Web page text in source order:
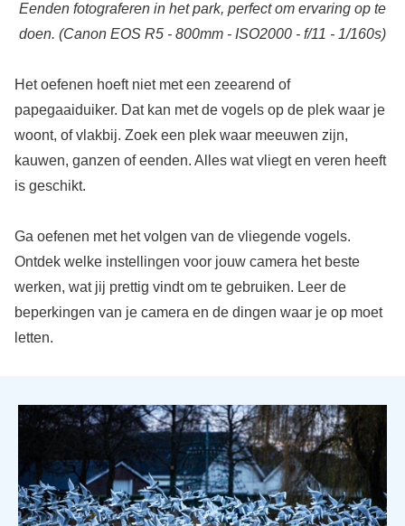
Eenden fotograferen in het park, perfect om ervaring op te
doen. (Canon EOS R5 - 800mm - ISO2000 - f/11 - 1/160s)
Het oefenen hoeft niet met een zeearend of
papegaaiduiker. Dat kan met de vogels op de plek waar je
woont, of vlakbij. Zoek een plek waar meeuwen zijn,
kauwen, ganzen of eenden. Alles wat vliegt en veren heeft
is geschikt.
Ga oefenen met het volgen van de vliegende vogels.
Ontdek welke instellingen voor jouw camera het beste
werken, wat jij prettig vindt om te gebruiken. Leer de
beperkingen van je camera en de dingen waar je op moet
letten.